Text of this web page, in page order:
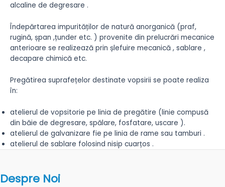
alcaline de degresare .
Îndepărtarea impurităților de natură anorganică (praf,
rugină, șpan ,țunder etc. ) provenite din prelucrări mecanice
anterioare se realizează prin șlefuire mecanică , sablare ,
decapare chimică etc.
Pregătirea suprafețelor destinate vopsirii se poate realiza
în:
atelierul de vopsitorie pe linia de pregătire (linie compusă
din băie de degresare, spălare, fosfatare, uscare ).
atelierul de galvanizare fie pe linia de rame sau tamburi .
atelierul de sablare folosind nisip cuarțos .
Despre Noi